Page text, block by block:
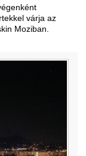
várja az
Moziban.